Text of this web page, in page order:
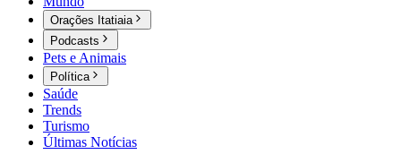
Orações Itatiaia
Podcasts
Pets e Animais
Política
Saúde
Trends
Turismo
Últimas Notícias